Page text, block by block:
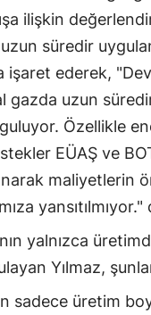
ilişkin
süredir
işaret ederek,
gazda uzun
Özellikle
EÜAŞ ve
maliyetlerin
yansıtılmıyor."
yalnızca
Yılmaz,
sadece üretim